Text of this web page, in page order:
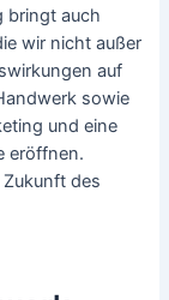
bringt auch
wir nicht außer
auf
sowie
und eine
eröffnen.
des